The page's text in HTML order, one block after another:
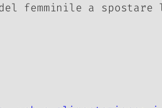
femminile a spostare